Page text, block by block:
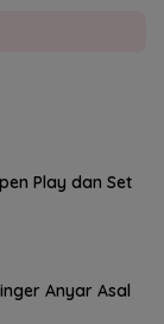
Play dan Set
Anyar Asal